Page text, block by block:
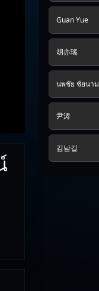
Guan Yue
胡亦瑤
นพชัย ชัยนาม
尹涛
김남길